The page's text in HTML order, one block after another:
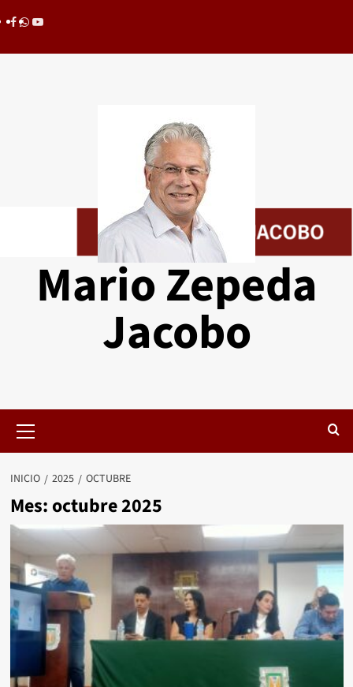
al
Facebook
whatsapp
youtube
Mario Zepeda
Jacobo
primario
INICIO 2025 OCTUBRE
Mes: octubre 2025